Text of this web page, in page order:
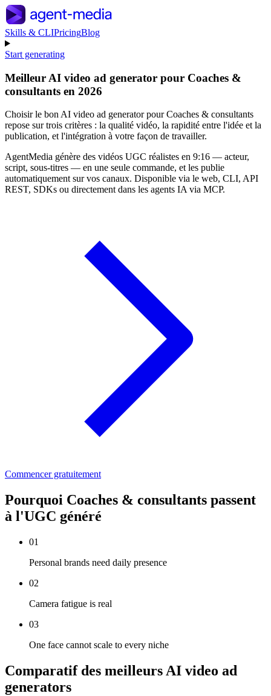
Skills & CLIPricingBlog
Start generating
Meilleur AI video ad generator pour Coaches &
consultants en 2026
Choisir le bon AI video ad generator pour Coaches & consultants
repose sur trois critères : la qualité vidéo, la rapidité entre l'idée et la
publication, et l'intégration à votre façon de travailler.
AgentMedia génère des vidéos UGC réalistes en 9:16 — acteur,
script, sous-titres — en une seule commande, et les publie
automatiquement sur vos canaux. Disponible via le web, CLI, API
REST, SDKs ou directement dans les agents IA via MCP.
Commencer gratuitement
Pourquoi Coaches & consultants passent
à l'UGC généré
01
Personal brands need daily presence
02
Camera fatigue is real
03
One face cannot scale to every niche
Comparatif des meilleurs AI video ad
generators